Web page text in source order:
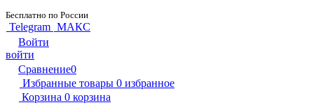
Бесплатно по России
Telegram МАКС
Войти
войти
Сравнение0
Избранные товары 0 избранное
Корзина 0 корзина